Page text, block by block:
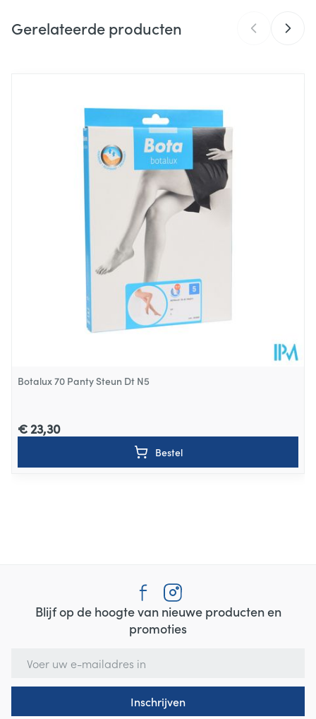
Merken Jobst
211 mm
28 mm
Kamertemperatuur (15°C - 25°C)
Gerelateerde producten
Botalux 70 Panty Steun Dt N5
€ 23,30
Bestel
Blijf op de hoogte van nieuwe producten en
promoties
Inschrijven